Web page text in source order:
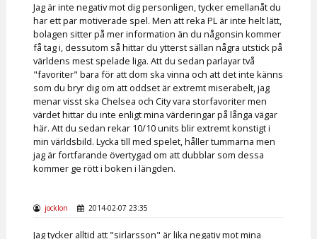
Jag är inte negativ mot dig personligen, tycker emellanåt du
har ett par motiverade spel. Men att reka PL är inte helt lätt,
bolagen sitter på mer information än du någonsin kommer
få tag i, dessutom så hittar du ytterst sällan några utstick på
världens mest spelade liga. Att du sedan parlayar två
"favoriter" bara för att dom ska vinna och att det inte känns
som du bryr dig om att oddset är extremt miserabelt, jag
menar visst ska Chelsea och City vara storfavoriter men
värdet hittar du inte enligt mina värderingar på långa vägar
här. Att du sedan rekar 10/10 units blir extremt konstigt i
min världsbild. Lycka till med spelet, håller tummarna men
jag är fortfarande övertygad om att dubblar som dessa
kommer ge rött i boken i längden.
jocklon 2014-02-07 23:35
Jag tycker alltid att "sirlarsson" är lika negativ mot mina